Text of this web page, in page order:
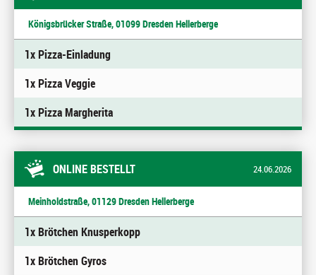
Königsbrücker Straße, 01099 Dresden Hellerberge
1x Pizza-Einladung
1x Pizza Veggie
1x Pizza Margherita
ONLINE BESTELLT 24.06.2026
Meinholdstraße, 01129 Dresden Hellerberge
1x Brötchen Knusperkopp
1x Brötchen Gyros